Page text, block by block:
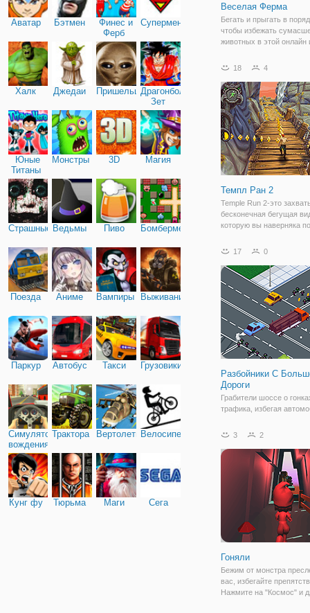
Аватар Бэтмен
Финес и
Ферб
Супермен
Халк Джедаи ПришельцыДрагонболл
Зет
Юные
Титаны
Монстры 3D Магия
Страшные Ведьмы Пиво Бомбермен
Поезда Аниме Вампиры Выживание
Паркур Автобус Такси Грузовики
Симулятор
вождения
Трактора ВертолетыВелосипед
Кунг фу Тюрьма Маги Сега
Веселая Ферма
Бегать и прыгать в
чтобы избежать
животных в этой онлайн
высокий балл возможно
18 4
Темпл Ран 2
Temple Run 2-это
бесконечная бегущая
которую вы наверняка
опасным скалам,
сбежать вместе с
идолом. Ведите
17 0
Разбойники С
Дороги
Грабители шоссе о
трафика, избегая
автомобили и, самое
получить новые
полные коллекции!
полной скорости,
3 2
Гоняли
Бежим от монстра
вас, избегайте
Нажмите на "Космос" и